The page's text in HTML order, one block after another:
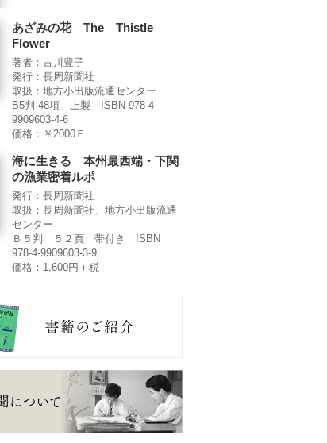
あざみの花 The Thistle
Flower
著者：古川豊子
発行：長周新聞社
取扱：地方小出版流通センター
B5判 48項 上製 ISBN 978-4-
9909603-4-6
価格：￥2000Ｅ
海に生きる 本州最西端・下関
の漁業密着ルポ
発行：長周新聞社
取扱：長周新聞社、地方小出版流通
センター
Ｂ５判 ５２頁 帯付き ISBN
978-4-9909603-3-9
価格：1,600円＋税